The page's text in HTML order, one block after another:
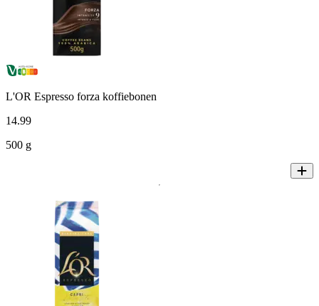
L'OR Espresso forza koffiebonen
14.99
500 g